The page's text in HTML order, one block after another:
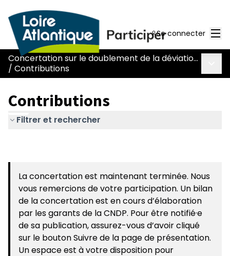
Se connecter
Concertation sur le doublement de la déviation de Chaumes-en-Retz - route Nantes-Pornic
/ Contributions
Contributions
Filtrer et rechercher
La concertation est maintenant terminée. Nous
vous remercions de votre participation. Un bilan
de la concertation est en cours d’élaboration
par les garants de la CNDP. Pour être notifié·e
de sa publication, assurez-vous d’avoir cliqué
sur le bouton Suivre de la page de présentation.
Un espace est à votre disposition pour